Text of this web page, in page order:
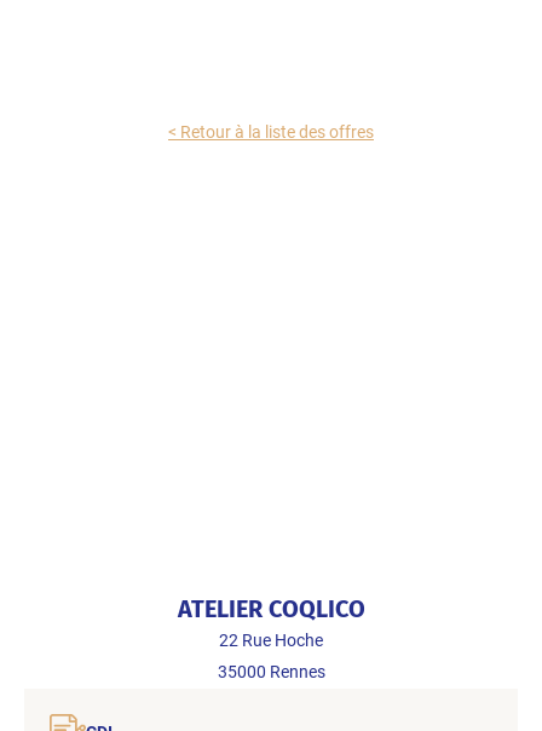
< Retour à la liste des offres
ATELIER COQLICO
22 Rue Hoche
35000 Rennes